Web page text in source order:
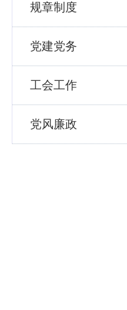
规章制度
党建党务
工会工作
党风廉政